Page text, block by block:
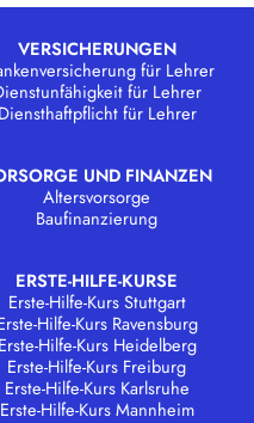
VERSICHERUNGEN
für Lehrer
für Lehrer
Diensthaftpflicht für Lehrer
UND FINANZEN
Altersvorsorge
Baufinanzierung
ERSTE-HILFE-KURSE
Erste-Hilfe-Kurs Stuttgart
Hilfe-Kurs Ravensburg
Erste-Hilfe-Kurs Heidelberg
Erste-Hilfe-Kurs Freiburg
Erste-Hilfe-Kurs Karlsruhe
Erste-Hilfe-Kurs Mannheim